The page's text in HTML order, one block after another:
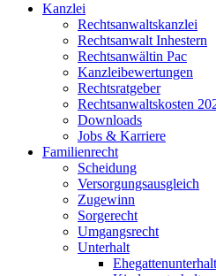
Kanzlei
Rechtsanwaltskanzlei
Rechtsanwalt Inhestern
Rechtsanwältin Pac
Kanzleibewertungen
Rechtsratgeber
Rechtsanwaltskosten
Downloads
Jobs & Karriere
Familienrecht
Scheidung
Versorgungsausgleich
Zugewinn
Sorgerecht
Umgangsrecht
Unterhalt
Ehegattenunterhalt